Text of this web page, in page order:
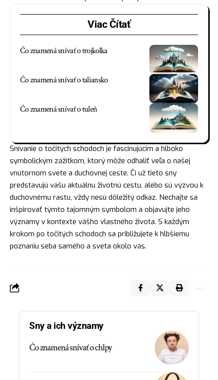
Viac Čítať
Čo znamená snívať o trojkolka
Čo znamená snívať o taliansko
Čo znamená snívať o tuleň
Snívanie o točitých schodoch je fascinujúcim a hlboko
symbolickým zážitkom, ktorý môže odhaliť veľa o našej
vnútornom svete a duchovnej ceste. Či už tieto sny
predstavujú vašu aktuálnu životnú cestu, alebo sú výzvou k
duchovnému rastu, vždy nesú dôležitý odkaz. Nechajte sa
inšpirovať týmto tajomným symbolom a objavujte jeho
významy v kontexte vášho vlastného života. S každým
krokom po točitých schodoch sa približujete k hlbšiemu
poznaniu seba samého a sveta okolo vás.
Sny a ich významy
Čo znamená snívať o chlpy